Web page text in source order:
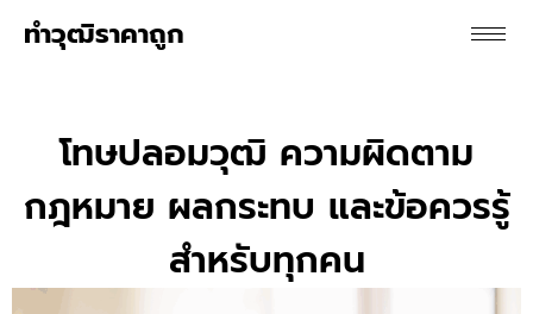
ทําวุฒิราคาถูก
โทษปลอมวุฒิ ความผิดตาม
กฎหมาย ผลกระทบ และข้อควรรู้
สำหรับทุกคน